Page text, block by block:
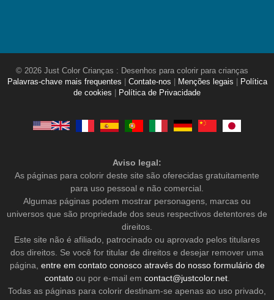
© 2026 Just Color Crianças : Desenhos para colorir para crianças
Palavras-chave mais frequentes
Contate-nos Menções legais
Política
de cookies
Política de Privacidade
Aviso legal:
As páginas para colorir deste site são oferecidas gratuitamente
para uso pessoal e não comercial.
Algumas páginas podem mostrar personagens, marcas ou
universos que são propriedade dos seus respectivos detentores de
direitos.
Este site não é afiliado, patrocinado ou aprovado pelos titulares
dos direitos. Se você for titular de direitos e desejar remover uma
página, entre em contato conosco através do nosso formulário de
contatoou por e-mail em contact@justcolor.net.
Todas as páginas para colorir destinam-se apenas ao uso privado,